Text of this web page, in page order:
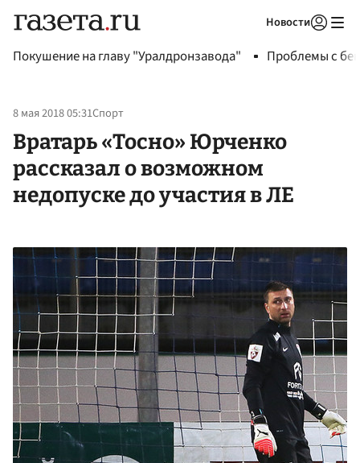
Новости
Покушение на главу "Уралдронзавода" Проблемы с
8 мая 2018 05:31Спорт
Вратарь «Тосно» Юрченко
рассказал о возможном
недопуске до участия в ЛЕ